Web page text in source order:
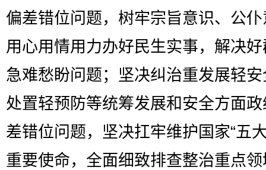
偏差错位问题，树牢宗旨意识、公
用心用情用力办好民生实事，解决
急难愁盼问题；坚决纠治重发展轻
处置轻预防等统筹发展和安全方面
差错位问题，坚决扛牢维护国家“五
重要使命，全面细致排查整治重点